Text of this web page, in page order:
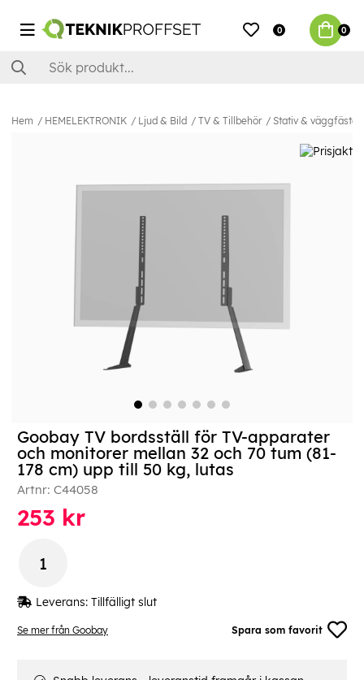
0 0
Hem HEMELEKTRONIK Ljud & Bild TV & Tillbehör Stativ &
Se mer från Goobay Spara som favorit
Goobay TV bordsställ för TV-apparater
och monitorer mellan 32 och 70 tum (81-
178 cm) upp till 50 kg, lutas
Artnr: C44058
253 kr
Leverans: Tillfälligt slut